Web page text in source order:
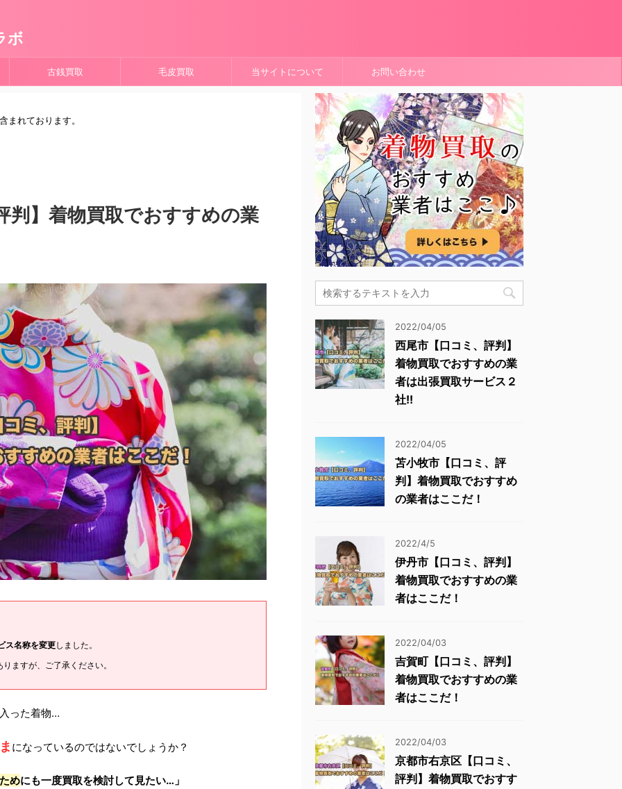
ボ
古銭買取 毛皮買取 当サイトについて お問い合わせ
まれております。
判】着物買取でおすすめの業
ス名称を変更しました。
ますが、ご了承ください。
った着物…
になっているのではないでしょうか？
めにも一度買取を検討して見たい…」
2022/04/05
西尾市【口コミ、評判】
着物買取でおすすめの業
者は出張買取サービス２
社!!
2022/04/05
苫小牧市【口コミ、評
判】着物買取でおすすめ
の業者はここだ！
2022/4/5
伊丹市【口コミ、評判】
着物買取でおすすめの業
者はここだ！
2022/04/03
吉賀町【口コミ、評判】
着物買取でおすすめの業
者はここだ！
2022/04/03
京都市右京区【口コミ、
評判】着物買取でおすす